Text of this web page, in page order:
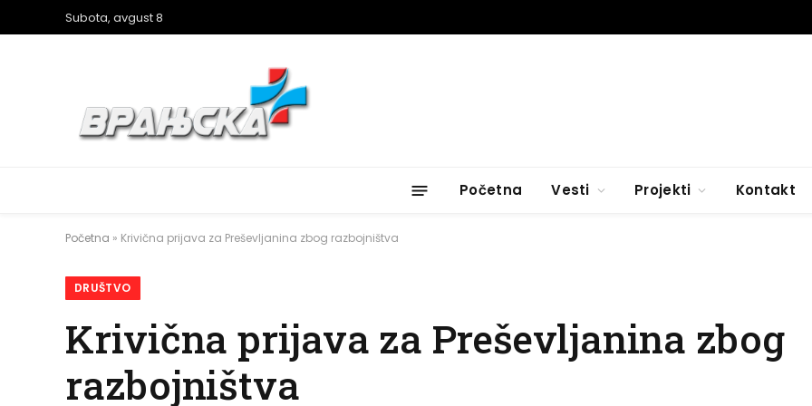
Subota, avgust 8
Početna Vesti Projekti Kontakt
Početna » Krivična prijava za Preševljanina zbog razbojništva
DRUŠTVO
Krivična prijava za Preševljanina zbog
razbojništva